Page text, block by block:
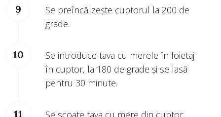
Se preîncălzește cuptorul la 200 de
grade.
Se introduce tava cu merele în foietaj
în cuptor, la 180 de grade și se lasă
pentru 30 minute.